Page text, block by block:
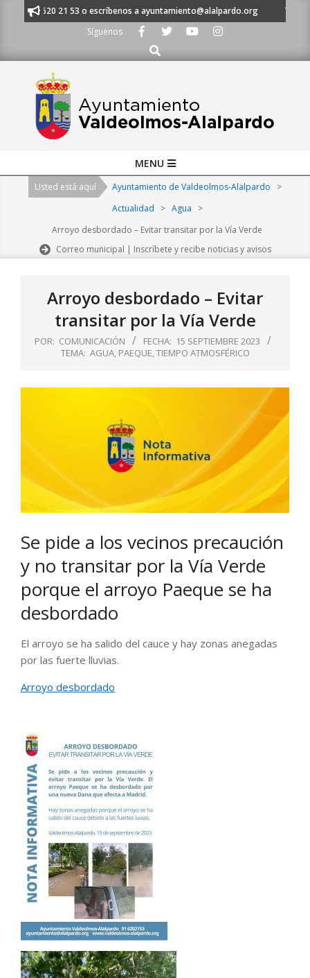
al 91 620 21 53 o escríbenos a ayuntamiento@alalpardo.org
TE
Síguenos
Buscar
Navigation
MENU
Usted está aquí Ayuntamiento de Valdeolmos-Alalpardo
>
Actualidad
> Agua
>
Arroyo desbordado – Evitar transitar por la Vía Verde
Correo municipal | Inscríbete y recibe noticias y avisos
Arroyo desbordado – Evitar
transitar por la Vía Verde
POR: COMUNICACIÓN FECHA: 15 SEPTIEMBRE 2023
TEMA: AGUA, PAEQUE,TIEMPO ATMOSFÉRICO
Se pide a los vecinos precaución
y no transitar por la Vía Verde
porque el arroyo Paeque se ha
desbordado
El arroyo se ha salido del cauce y hay zonas anegadas
por las fuerte lluvias.
Arroyo desbordado